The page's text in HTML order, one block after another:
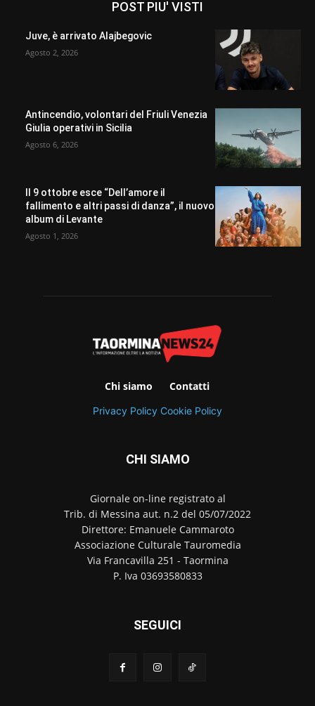
POST PIU' VISTI
Juve, è arrivato Alajbegovic
Agosto 2, 2026
Antincendio, volontari del Friuli Venezia
Giulia operativi in Sicilia
Agosto 6, 2026
Il 9 ottobre esce “Dell’amore il
fallimento e altri passi di danza”, il nuovo
album di Levante
Agosto 1, 2026
Chi siamo Contatti
Privacy Policy Cookie Policy
CHI SIAMO
Giornale on-line registrato al
Trib. di Messina aut. n.2 del 05/07/2022
Direttore: Emanuele Cammaroto
Associazione Culturale Tauromedia
Via Francavilla 251 - Taormina
P. Iva 03693580833
SEGUICI